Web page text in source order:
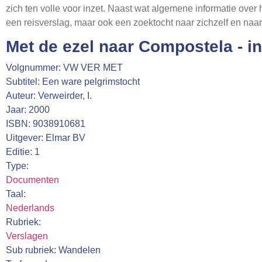
zich ten volle voor inzet. Naast wat algemene informatie
een reisverslag, maar ook een zoektocht naar zichzelf en
Met de ezel naar Compostela -
Volgnummer: VW VER MET
Subtitel: Een ware pelgrimstocht
Auteur: Verweirder, I.
Jaar: 2000
ISBN: 9038910681
Uitgever: Elmar BV
Editie: 1
Type:
Documenten
Taal:
Nederlands
Rubriek:
Verslagen
Sub rubriek: Wandelen